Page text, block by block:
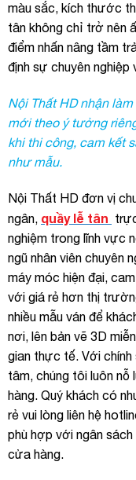
màu sắc, kích thước
tân không chỉ trở nên
điểm nhấn nâng tầm
định sự chuyên nghiệp
Nội Thất HD nhận
mới theo ý tưởng
khi thi công, cam kết
như mẫu.
Nội Thất HD đơn vị
ngân, quầy lễ tân
nghiệm trong lĩnh vực
ngũ nhân viên chuyên
máy móc hiện đại,
với giá rẻ hơn thị
nhiều mẫu ván để
nơi, lên bản vẽ 3D
gian thực tế. Với chính
tâm, chúng tôi luôn
hàng. Quý khách có
rẻ vui lòng liên hệ
phù hợp với ngân
cửa hàng.